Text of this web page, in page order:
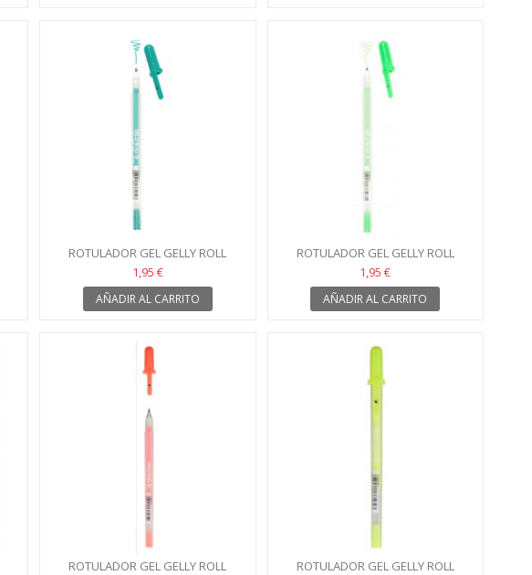
ROTULADOR GEL GELLY ROLL
SAKURA 10 VERDE
1,95 €
AÑADIR AL CARRITO
ROTULADOR GEL GELLY ROLL
SAKURA 10 VERDE CLARO
1,95 €
AÑADIR AL CARRITO
ROTULADOR GEL GELLY ROLL
ROTULADOR GEL GELLY ROLL